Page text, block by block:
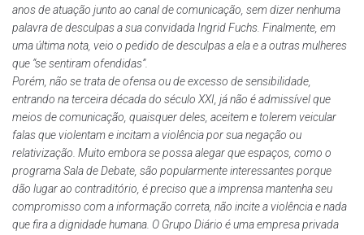
anos de atuação junto ao canal de comunicação, sem dizer nenhuma
palavra de desculpas a sua convidada Ingrid Fuchs. Finalmente, em
uma última nota, veio o pedido de desculpas a ela e a outras mulheres
que “se sentiram ofendidas”.
Porém, não se trata de ofensa ou de excesso de sensibilidade,
entrando na terceira década do século XXI, já não é admissível que
meios de comunicação, quaisquer deles, aceitem e tolerem veicular
falas que violentam e incitam a violência por sua negação ou
relativização. Muito embora se possa alegar que espaços, como o
programa Sala de Debate, são popularmente interessantes porque
dão lugar ao contraditório, é preciso que a imprensa mantenha seu
compromisso com a informação correta, não incite a violência e nada
que fira a dignidade humana. O Grupo Diário é uma empresa privada